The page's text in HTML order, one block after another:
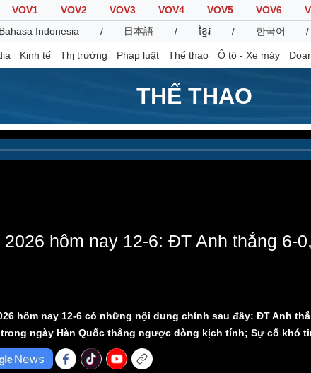
VOV1 VOV2 VOV3 VOV4 VOV5 VOV6
Bahasa Indonesia / 日本語 / ខ្មែរ / 한국어 /
Kinh tế Thị trường Pháp luật Thể thao Ô tô - Xe máy
THỂ THAO
Thế giới
Multimedia
Thế giới thể thao
eSports
Hậu trường
Tư vấn
Văn hóa
hôm nay 12-6: ĐT Anh thắng 6-
hôm nay 12-6 có những nội dung chính sau đây: ĐT Anh
ngày Hàn Quốc thắng ngược dòng kịch tính; Sự cố khó